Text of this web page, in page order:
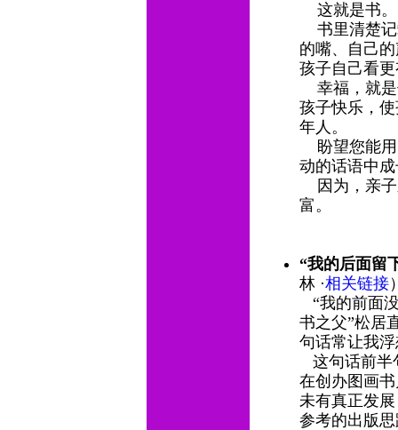
这就是书
书里清楚记
的嘴、自己
孩子自己看
幸福，就是
孩子快乐，
年人。
盼望您能用
动的话语中
因为，亲子
富。
“我的后面
林 ·相关链接
“我的前面
书之父”松居
句话常让我
这句话前半
在创办图画
未有真正发
参考的出版